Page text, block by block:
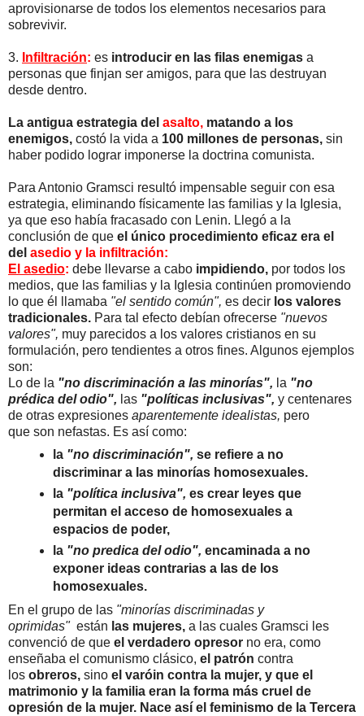
aprovisionarse de todos los elementos necesarios para
sobrevivir.
3. Infiltración: es introducir en las filas enemigas a
personas que finjan ser amigos, para que las destruyan
desde dentro.
La antigua estrategia del asalto, matando a los
enemigos, costó la vida a 100 millones de personas, sin
haber podido lograr imponerse la doctrina comunista.
Para Antonio Gramsci resultó impensable seguir con esa
estrategia, eliminando físicamente las familias y la Iglesia,
ya que eso había fracasado con Lenin. Llegó a la
conclusión de que el único procedimiento eficaz era el
del asedio y la infiltración:
El asedio: debe llevarse a cabo impidiendo, por todos los
medios, que las familias y la Iglesia continúen promoviendo
lo que él llamaba "el sentido común", es decir los valores
tradicionales. Para tal efecto debían ofrecerse "nuevos
valores", muy parecidos a los valores cristianos en su
formulación, pero tendientes a otros fines. Algunos ejemplos
son:
Lo de la "no discriminación a las minorías", la "no
prédica del odio", las "políticas inclusivas", y centenares
de otras expresiones aparentemente idealistas, pero
que son nefastas. Es así como:
la"no discriminación", se refiere a no
discriminar a las minorías homosexuales.
la "política inclusiva", es crear leyes que
permitan el acceso de homosexuales a
espacios de poder,
la "no predica del odio", encaminada a no
exponer ideas contrarias a las de los
homosexuales.
En el grupo de las "minorías discriminadas y
oprimidas" están las mujeres, a las cuales Gramsci les
convenció de que el verdadero opresor no era, como
enseñaba el comunismo clásico, el patrón contra
los obreros, sino el varóin contra la mujer, y que el
matrimonio y la familia eran la forma más cruel de
opresión de la mujer. Nace así el feminismo de la Tercera